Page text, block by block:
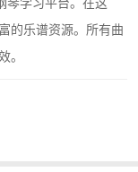
的乐谱资源。所有曲
。